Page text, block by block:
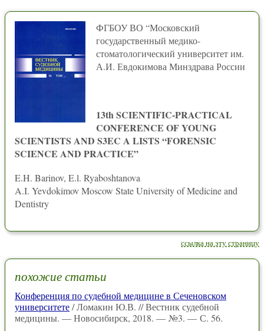
ФГБОУ ВО “Московский
государственный медико-
стоматологический университет им.
А.И. Евдокимова Минздрава России
13th SCIENTIFIC-PRACTICAL
CONFERENCE OF YOUNG
SCIENTISTS AND S3EC A LISTS “FORENSIC
SCIENCE AND PRACTICE”
E.H. Barinov, E.l. Ryaboshtanova
A.I. Yevdokimov Moscow State University of Medicine and
Dentistry
ссылка на эту страницу
похожие статьи
Конференция по судебной медицине в Сеченовском
университете/ Ломакин Ю.В. // Вестник судебной
медицины. — Новосибирск, 2018. — №3. — С. 56.